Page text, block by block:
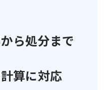
ら処分まで
算に対応